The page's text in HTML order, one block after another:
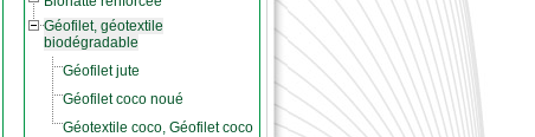
Géofilet, géotextile
biodégradable
Géofilet jute
Géofilet coco noué
Géotextile coco, Géofilet coco